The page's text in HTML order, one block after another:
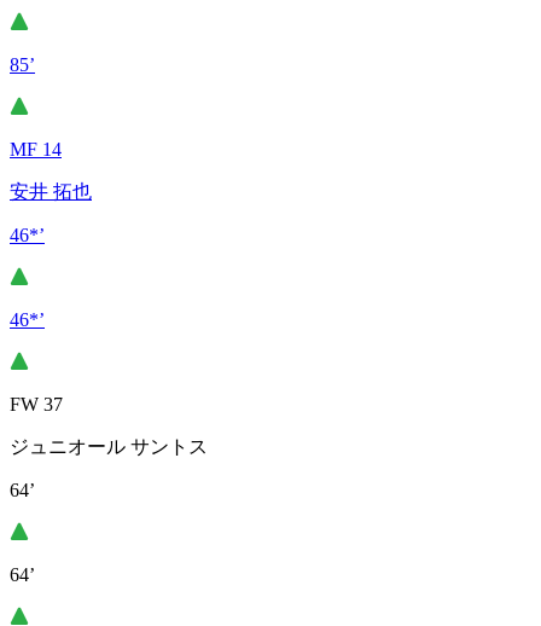
85’
MF 14
安井 拓也
46*’
46*’
FW 37
ジュニオール サントス
64’
64’